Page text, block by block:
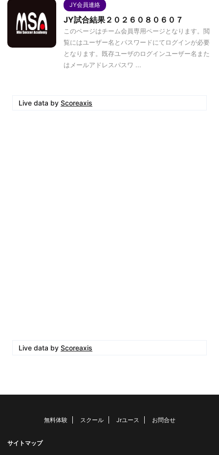
JY会員連絡
JY試合結果２０２６０８０６０７
このページはチーム会員専用ページとなります。閲
覧にはユーザー名とパスワードにてログインが必要
となります。既存ユーザのログインユーザー名また
はメールアドレスパスワ ...
Live data by Scoreaxis
Live data by Scoreaxis
無料体験 スクール Jrユース お問合せ
サイトマップ